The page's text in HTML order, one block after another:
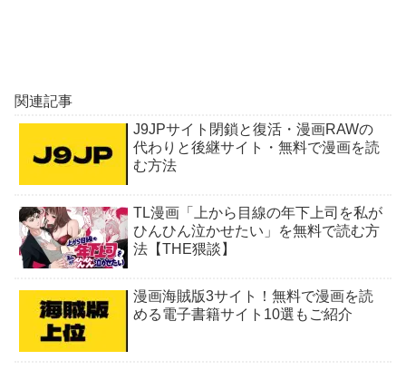
関連記事
J9JPサイト閉鎖と復活・漫画RAWの
代わりと後継サイト・無料で漫画を読
む方法
TL漫画「上から目線の年下上司を私が
ひんひん泣かせたい」を無料で読む方
法【THE猥談】
漫画海賊版3サイト！無料で漫画を読
める電子書籍サイト10選もご紹介